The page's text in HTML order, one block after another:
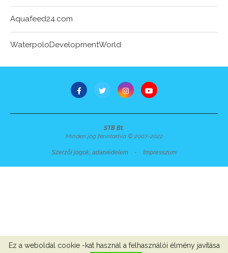
Aquafeed24.com
WaterpoloDevelopmentWorld
STB Bt.
Minden jog fenntartva © 2007-2022
Szerzői jogok, adatvédelem - Impresszum
Ez a weboldal cookie -kat használ a felhasználói élmény javítása